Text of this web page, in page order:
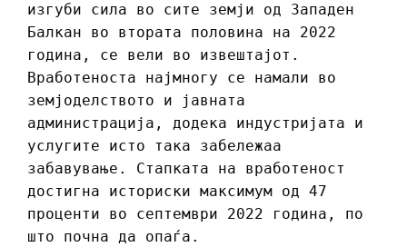
изгуби сила во сите земји од Западен
Балкан во втората половина на 2022
година, се вели во извештајот.
Вработеноста најмногу се намали во
земјоделството и јавната
администрација, додека индустријата и
услугите исто така забележаа
забавување. Стапката на вработеност
достигна историски максимум од 47
проценти во септември 2022 година, по
што почна да опаѓа.